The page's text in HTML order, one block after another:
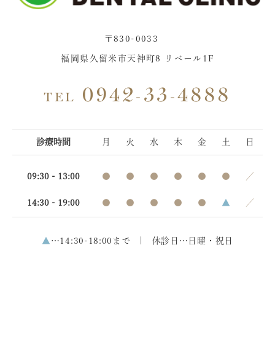
〒830-0033
福岡県久留米市天神町8 リベール1F
TEL 0942-33-4888
診療時間 月 火 水 木 金 土 日
09:30 - 13:00 ● ● ● ● ● ● ／
14:30 - 19:00 ● ● ● ● ● ▲ ／
▲ …14:30-18:00まで | 休診日…日曜・祝日